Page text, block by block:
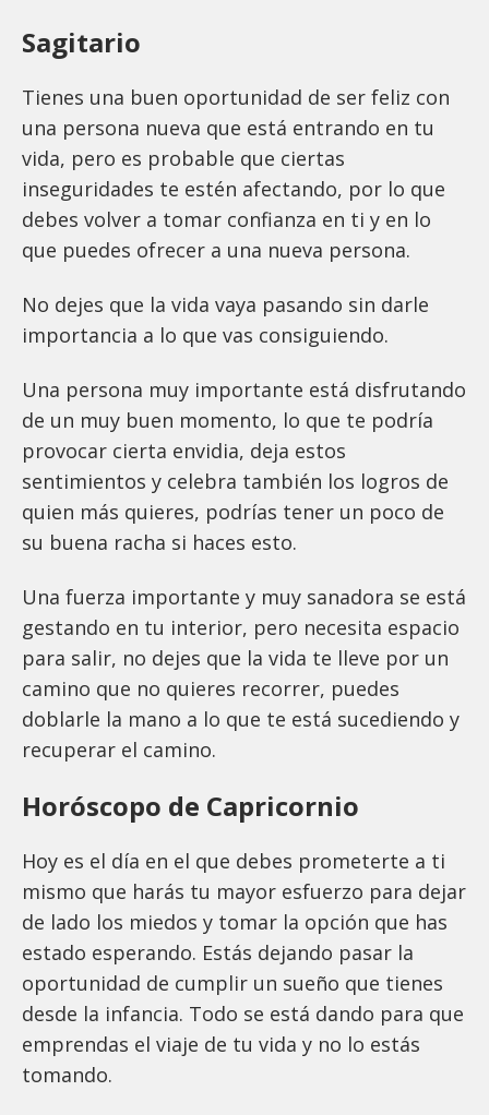
Sagitario
Tienes una buen oportunidad de ser feliz con
una persona nueva que está entrando en tu
vida, pero es probable que ciertas
inseguridades te estén afectando, por lo que
debes volver a tomar confianza en ti y en lo
que puedes ofrecer a una nueva persona.
No dejes que la vida vaya pasando sin darle
importancia a lo que vas consiguiendo.
Una persona muy importante está disfrutando
de un muy buen momento, lo que te podría
provocar cierta envidia, deja estos
sentimientos y celebra también los logros de
quien más quieres, podrías tener un poco de
su buena racha si haces esto.
Una fuerza importante y muy sanadora se está
gestando en tu interior, pero necesita espacio
para salir, no dejes que la vida te lleve por un
camino que no quieres recorrer, puedes
doblarle la mano a lo que te está sucediendo y
recuperar el camino.
Horóscopo de Capricornio
Hoy es el día en el que debes prometerte a ti
mismo que harás tu mayor esfuerzo para dejar
de lado los miedos y tomar la opción que has
estado esperando. Estás dejando pasar la
oportunidad de cumplir un sueño que tienes
desde la infancia. Todo se está dando para que
emprendas el viaje de tu vida y no lo estás
tomando.